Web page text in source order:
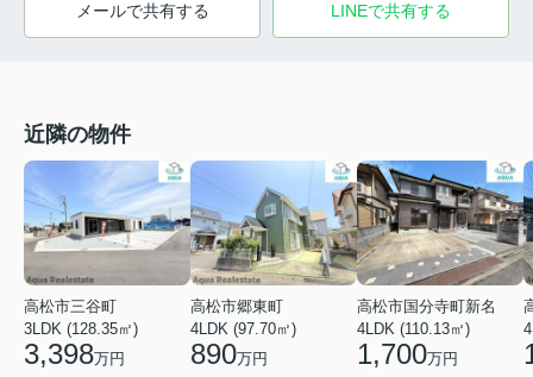
メールで共有する LINEで共有する
近隣の物件
高松市三谷町
3LDK (128.35㎡)
3,398万円
高松市郷東町
4LDK (97.70㎡)
890万円
高松市国分寺町新名
4LDK (110.13㎡)
1,700万円